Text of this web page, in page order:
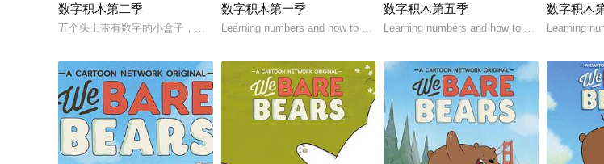
数字积木第二季
五个头上带有数字的小盒子，通过一系列生动的故事，给孩子们感性、形象的数学认知。
数字积木第一季
Learning numbers and how to count with colourful personified bloc
数字积木第五季
Learning numbers and how to count with
数字积木
Learning